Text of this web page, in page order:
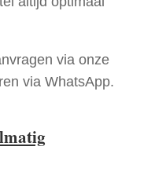
via onze
via WhatsApp.